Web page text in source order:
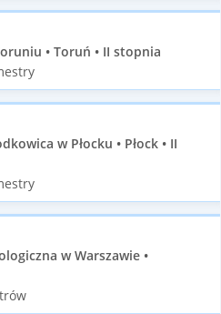
• Toruń • II stopnia
w Płocku • Płock • II
w Warszawie •